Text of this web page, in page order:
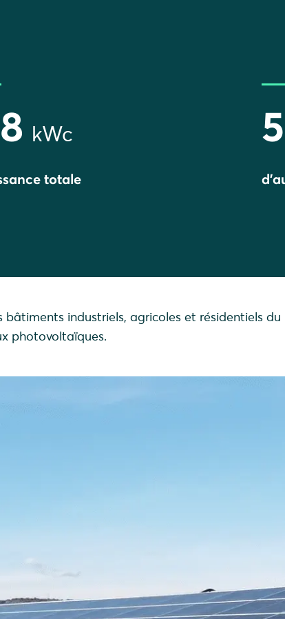
kWc
totale
bâtiments industriels, agricoles et résidentiels du
photovoltaïques.